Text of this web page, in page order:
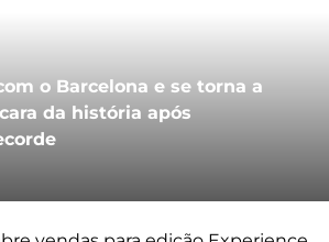
o Barcelona e se torna a
da história após